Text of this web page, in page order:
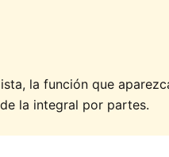
la función que
la integral por partes.